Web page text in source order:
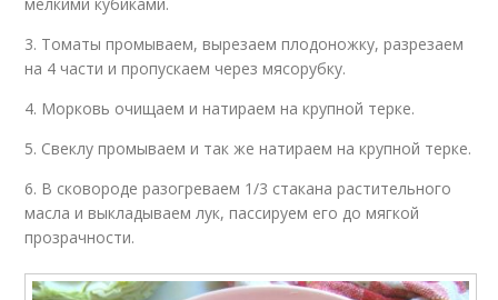
3. Томаты промываем, вырезаем плодоножку, разрезаем
на 4 части и пропускаем через мясорубку.
4. Морковь очищаем и натираем на крупной терке.
5. Свеклу промываем и так же натираем на крупной терке.
6. В сковороде разогреваем 1/3 стакана растительного
масла и выкладываем лук, пассируем его до мягкой
прозрачности.